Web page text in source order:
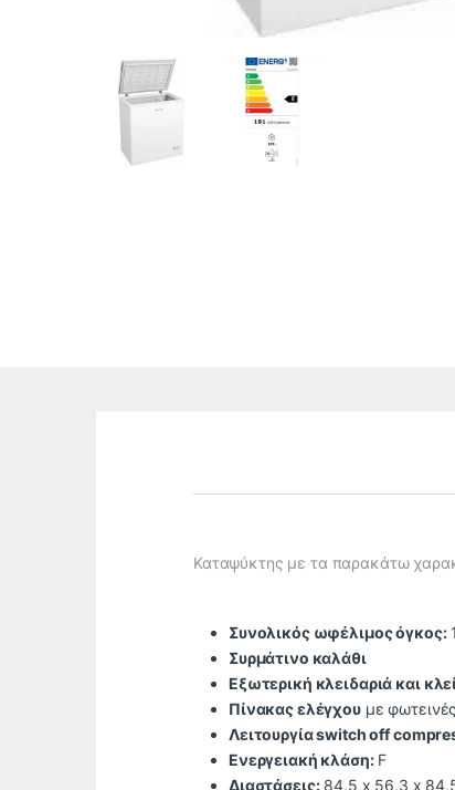
Καταψύκτης με τα παρακάτω
Συνολικός ωφέλιμος όγκος:
Συρμάτινο καλάθι
Εξωτερική κλειδαριά και
Πίνακας ελέγχουμε φωτεινές
Λειτουργία switch off
Ενεργειακή κλάση:F
Διαστάσεις:84,5 x 56,3 x